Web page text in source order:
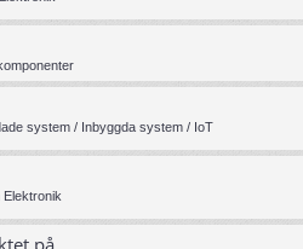
system / Inbyggda system / IoT
Elektronik